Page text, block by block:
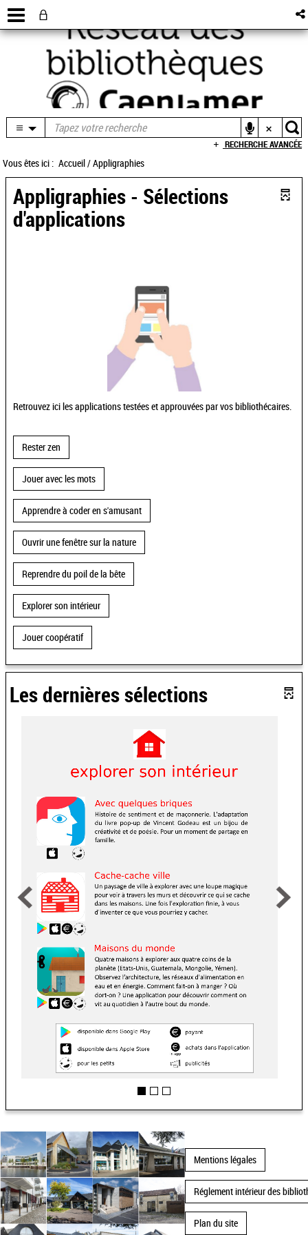
RECHERCHE AVANCÉE
Vous êtes ici : Accueil/Appligraphies
Appligraphies - Sélections
d'applications
Retrouvez ici les applications testées et approuvées par vos bibliothécaires.
Rester zen
Jouer avec les mots
Apprendre à coder en s'amusant
Ouvrir une fenêtre sur la nature
Reprendre du poil de la bête
Explorer son intérieur
Jouer coopératif
Les dernières sélections
Mentions légales
Réglement intérieur des
Plan du site